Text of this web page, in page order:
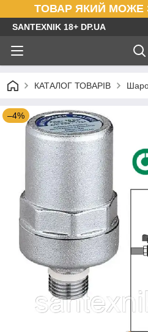
ТОВАР ЯКИЙ МОЖЕ
SANTEXNIK 18+ DP.UA
КАТАЛОГ ТОВАРІВ
–4%